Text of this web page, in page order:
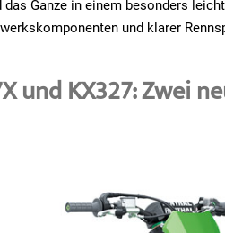
Ganze in einem besonders
und klarer
und KX327: Zwei